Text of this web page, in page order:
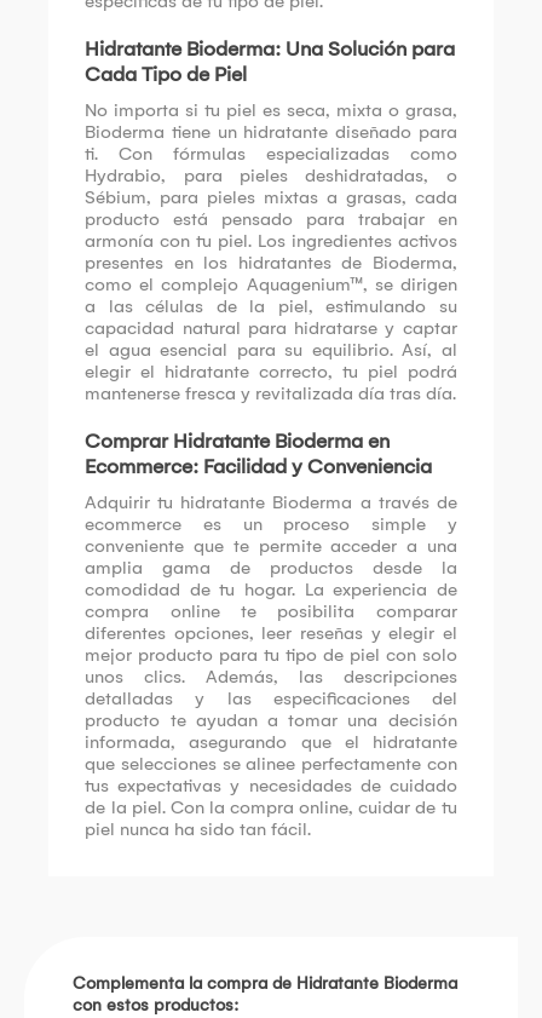
Hidratante Bioderma: Una Solución para
Cada Tipo de Piel
No importa si tu piel es seca, mixta o grasa,
Bioderma tiene un hidratante diseñado para
ti. Con fórmulas especializadas como
Hydrabio, para pieles deshidratadas, o
Sébium, para pieles mixtas a grasas, cada
producto está pensado para trabajar en
armonía con tu piel. Los ingredientes activos
presentes en los hidratantes de Bioderma,
como el complejo Aquagenium™, se dirigen
a las células de la piel, estimulando su
capacidad natural para hidratarse y captar
el agua esencial para su equilibrio. Así, al
elegir el hidratante correcto, tu piel podrá
mantenerse fresca y revitalizada día tras día.
Comprar Hidratante Bioderma en
Ecommerce: Facilidad y Conveniencia
Adquirir tu hidratante Bioderma a través de
ecommerce es un proceso simple y
conveniente que te permite acceder a una
amplia gama de productos desde la
comodidad de tu hogar. La experiencia de
compra online te posibilita comparar
diferentes opciones, leer reseñas y elegir el
mejor producto para tu tipo de piel con solo
unos clics. Además, las descripciones
detalladas y las especificaciones del
producto te ayudan a tomar una decisión
informada, asegurando que el hidratante
que selecciones se alinee perfectamente con
tus expectativas y necesidades de cuidado
de la piel. Con la compra online, cuidar de tu
piel nunca ha sido tan fácil.
Complementa la compra de Hidratante Bioderma
con estos productos: